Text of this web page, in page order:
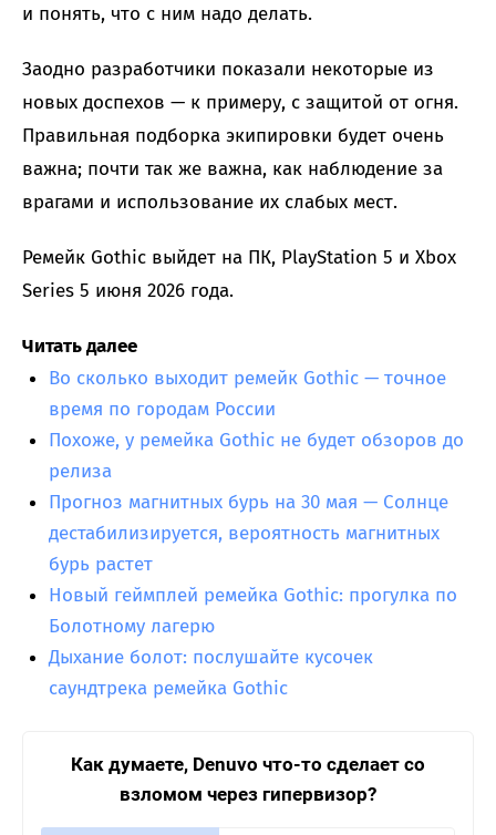
и понять, что с ним надо делать.
Заодно разработчики показали некоторые из
новых доспехов — к примеру, с защитой от огня.
Правильная подборка экипировки будет очень
важна; почти так же важна, как наблюдение за
врагами и использование их слабых мест.
Ремейк Gothic выйдет на ПК, PlayStation 5 и Xbox
Series 5 июня 2026 года.
Читать далее
Во сколько выходит ремейк Gothic — точное
время по городам России
Похоже, у ремейка Gothic не будет обзоров до
релиза
Прогноз магнитных бурь на 30 мая — Солнце
дестабилизируется, вероятность магнитных
бурь растет
Новый геймплей ремейка Gothic: прогулка по
Болотному лагерю
Дыхание болот: послушайте кусочек
саундтрека ремейка Gothic
Как думаете, Denuvo что-то сделает со
взломом через гипервизор?